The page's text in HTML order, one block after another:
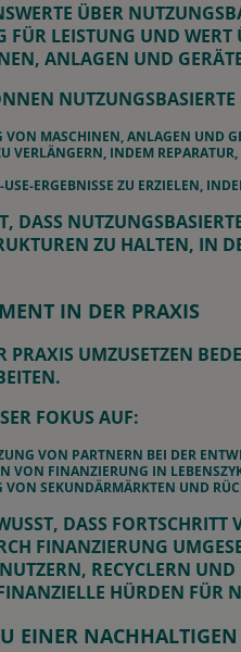
ÜBER
FÜR LEISTUNG UND
ANLAGEN UND
VON MASCHINEN, ANLAGEN UND
VERLÄNGERN, INDEM
USE-ERGEBNISSE ZU ERZIELEN,
DASS
ZU HALTEN, IN
IN DER PRAXIS
PRAXIS UMZUSETZEN
FOKUS AUF:
VON PARTNERN BEI DER
VON FINANZIERUNG IN
VON SEKUNDÄRMÄRKTEN UND
DASS
FINANZIERUNG
RECYCLERN
HÜRDEN FÜR
EINER